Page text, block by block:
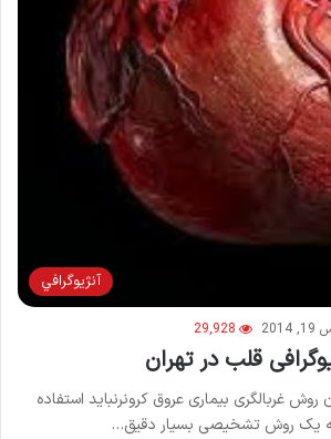
آنژيوگرافي
29,928
قلب در تهران
روش غربالگری بیماری عروق کرونرنباید استفاده
یک روش تشخیصی بسیار دقیق…